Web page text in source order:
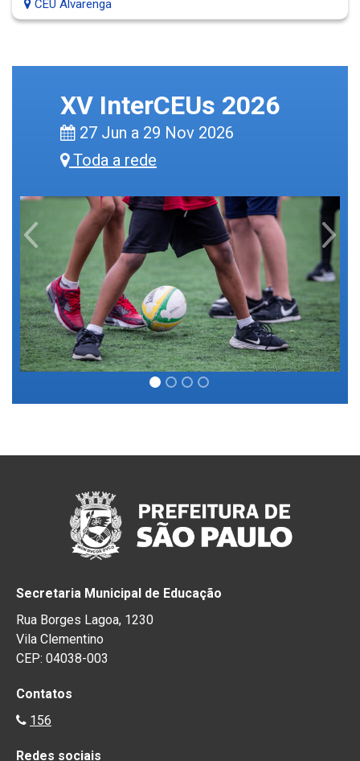
CEU Alvarenga
XV InterCEUs 2026
27 Jun a 29 Nov 2026
Toda a rede
Previous Next
Secretaria Municipal de Educação
Rua Borges Lagoa, 1230
Vila Clementino
CEP: 04038-003
Contatos
156
Redes sociais